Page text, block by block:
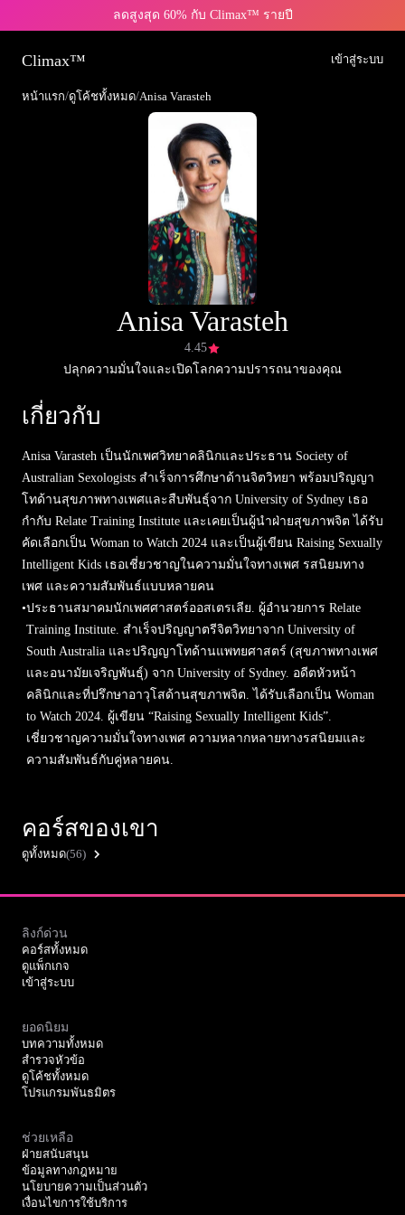
ลดสูงสุด 60% กับ Climax™ รายปี
Climax™ เข้าสู่ระบบ
หน้าแรก/ดูโค้ชทั้งหมด/Anisa Varasteh
Anisa Varasteh
4.45
ปลุกความมั่นใจและเปิดโลกความปรารถนาของคุณ
เกี่ยวกับ
Anisa Varasteh เป็นนักเพศวิทยาคลินิกและประธาน Society of
Australian Sexologists สำเร็จการศึกษาด้านจิตวิทยา พร้อมปริญญา
โทด้านสุขภาพทางเพศและสืบพันธุ์จาก University of Sydney เธอ
กำกับ Relate Training Institute และเคยเป็นผู้นำฝ่ายสุขภาพจิต ได้รับ
คัดเลือกเป็น Woman to Watch 2024 และเป็นผู้เขียน Raising Sexually
Intelligent Kids เธอเชี่ยวชาญในความมั่นใจทางเพศ รสนิยมทาง
เพศ และความสัมพันธ์แบบหลายคน
•ประธานสมาคมนักเพศศาสตร์ออสเตรเลีย. ผู้อำนวยการ Relate
Training Institute. สำเร็จปริญญาตรีจิตวิทยาจาก University of
South Australia และปริญญาโทด้านแพทยศาสตร์ (สุขภาพทางเพศ
และอนามัยเจริญพันธุ์) จาก University of Sydney. อดีตหัวหน้า
คลินิกและที่ปรึกษาอาวุโสด้านสุขภาพจิต. ได้รับเลือกเป็น Woman
to Watch 2024. ผู้เขียน “Raising Sexually Intelligent Kids”.
เชี่ยวชาญความมั่นใจทางเพศ ความหลากหลายทางรสนิยมและ
ความสัมพันธ์กับคู่หลายคน.
คอร์สของเขา
ดูทั้งหมด(56)
ลิงก์ด่วน
คอร์สทั้งหมด
ดูแพ็กเกจ
เข้าสู่ระบบ
ยอดนิยม
บทความทั้งหมด
สำรวจหัวข้อ
ดูโค้ชทั้งหมด
โปรแกรมพันธมิตร
ช่วยเหลือ
ฝ่ายสนับสนุน
ข้อมูลทางกฎหมาย
นโยบายความเป็นส่วนตัว
เงื่อนไขการใช้บริการ